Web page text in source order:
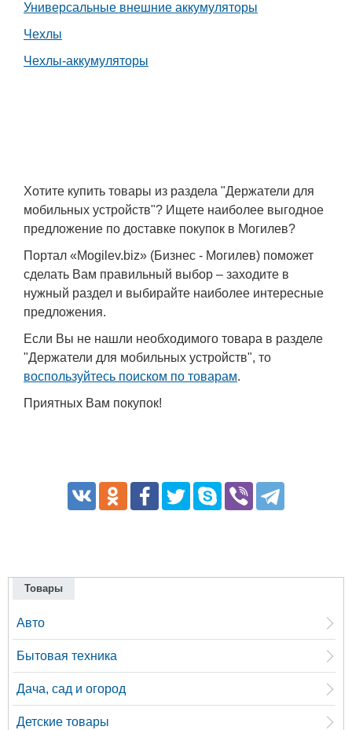
Универсальные внешние аккумуляторы
Чехлы
Чехлы-аккумуляторы
Хотите купить товары из раздела "Держатели для
мобильных устройств"? Ищете наиболее выгодное
предложение по доставке покупок в Могилев?
Портал «Mogilev.biz» (Бизнес - Могилев) поможет
сделать Вам правильный выбор – заходите в
нужный раздел и выбирайте наиболее интересные
предложения.
Если Вы не нашли необходимого товара в разделе
"Держатели для мобильных устройств", то
воспользуйтесь поиском по товарам.
Приятных Вам покупок!
Товары
Авто
Бытовая техника
Дача, сад и огород
Детские товары